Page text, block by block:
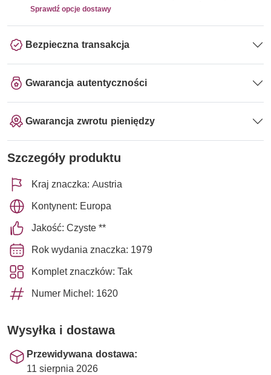
Sprawdź opcje dostawy
Bezpieczna transakcja
Gwarancja autentyczności
Gwarancja zwrotu pieniędzy
Szczegóły produktu
Kraj znaczka: Austria
Kontynent: Europa
Jakość: Czyste **
Rok wydania znaczka: 1979
Komplet znaczków: Tak
Numer Michel: 1620
Wysyłka i dostawa
Przewidywana dostawa:
11 sierpnia 2026